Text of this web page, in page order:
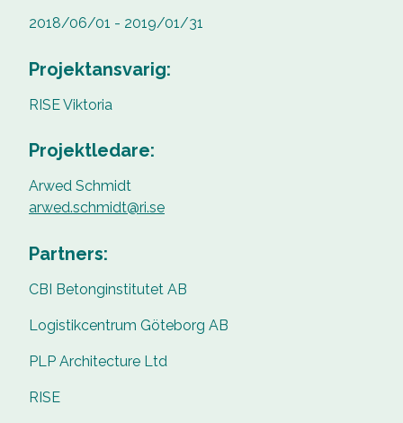
2018/06/01 - 2019/01/31
Projektansvarig:
RISE Viktoria
Projektledare:
Arwed Schmidt
arwed.schmidt@ri.se
Partners:
CBI Betonginstitutet AB
Logistikcentrum Göteborg AB
PLP Architecture Ltd
RISE